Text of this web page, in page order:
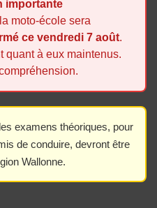
importante
moto-école sera
ce vendredi 7 août.
quant à eux maintenus.
examens théoriques, pour
de conduire, devront être
Wallonne.